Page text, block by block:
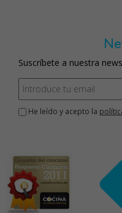
Suscríbete a nuestra
He leído y acepto la